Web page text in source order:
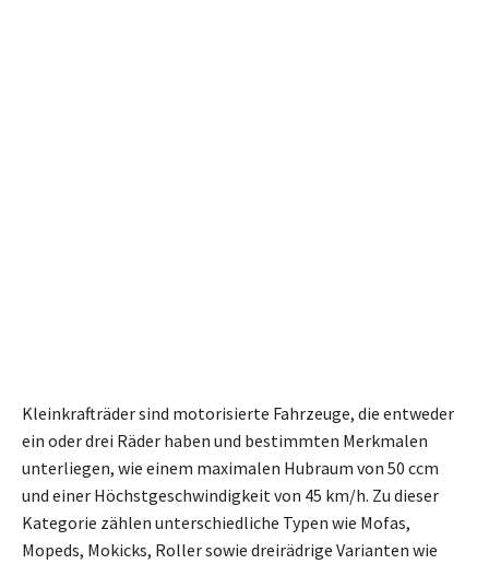
Kleinkrafträder sind motorisierte Fahrzeuge, die entweder
ein oder drei Räder haben und bestimmten Merkmalen
unterliegen, wie einem maximalen Hubraum von 50 ccm
und einer Höchstgeschwindigkeit von 45 km/h. Zu dieser
Kategorie zählen unterschiedliche Typen wie Mofas,
Mopeds, Mokicks, Roller sowie dreirädrige Varianten wie